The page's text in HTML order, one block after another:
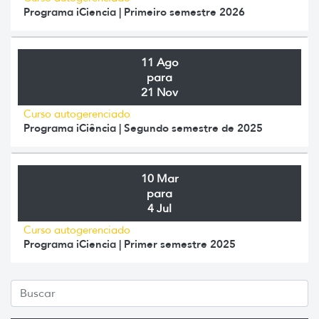
Programa iCiencia | Primeiro semestre 2026
11 Ago
para
21 Nov
Curso autogerenciado
Programa iCiência | Segundo semestre de 2025
10 Mar
para
4 Jul
Curso autogerenciado
Programa iCiencia | Primer semestre 2025